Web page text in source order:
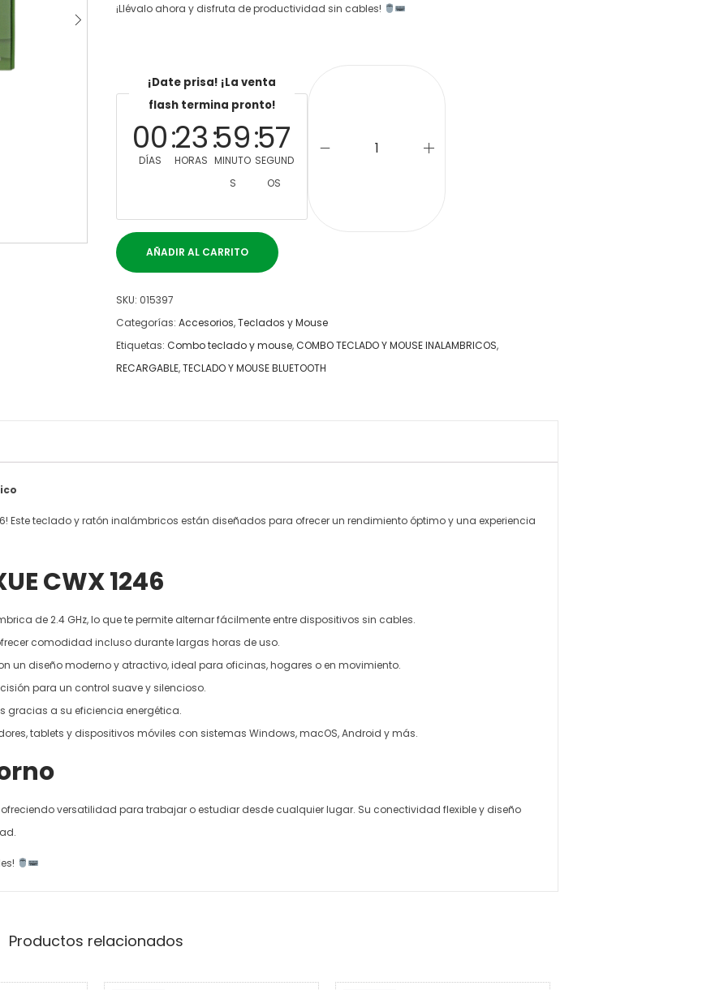
¡Llévalo ahora y disfruta de productividad sin cables!
¡Date prisa! ¡La venta
flash termina pronto!
00
DÍAS
23
HORAS
59
MINUTO
S
57
SEGUND
OS
AÑADIR AL CARRITO
SKU: 015397
Categorías: Accesorios,Teclados y Mouse
Etiquetas: Combo teclado y mouse,COMBO TECLADO Y MOUSE INALAMBRICOS,
RECARGABLE,TECLADO Y MOUSE BLUETOOTH
Este teclado y ratón inalámbricos están diseñados para ofrecer un rendimiento óptimo y una experiencia
CWX 1246
de 2.4 GHz, lo que te permite alternar fácilmente entre dispositivos sin cables.
comodidad incluso durante largas horas de uso.
un diseño moderno y atractivo, ideal para oficinas, hogares o en movimiento.
para un control suave y silencioso.
gracias a su eficiencia energética.
tablets y dispositivos móviles con sistemas Windows, macOS, Android y más.
versatilidad para trabajar o estudiar desde cualquier lugar. Su conectividad flexible y diseño
Productos relacionados